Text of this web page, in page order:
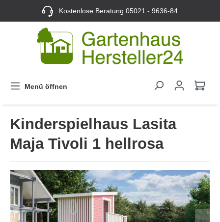
Kostenlose Beratung05021 - 9636-84
Menü öffnen
Kinderspielhaus Lasita
Maja Tivoli 1 hellrosa